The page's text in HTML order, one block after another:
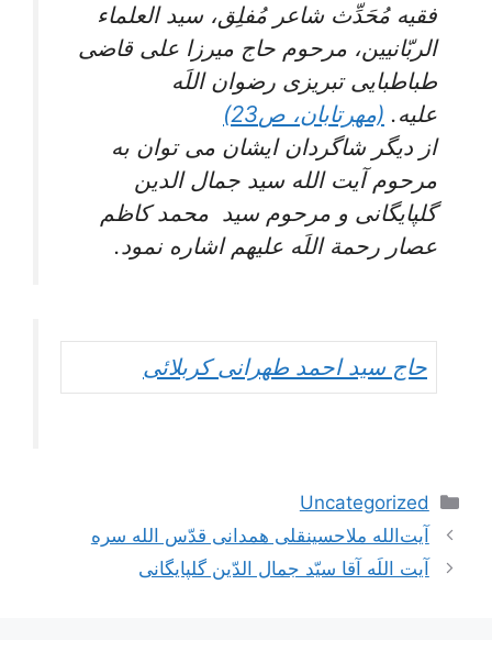
فقيه مُحَدِّث شاعر مُفلِق، سيد العلماء
الربّانيين، مرحوم حاج ميرزا على قاضى
طباطبايى تبريزى رضوان اللَه
علیه. (مهرتابان، ص23)
از دیگر شاگردان ایشان می توان به
مرحوم آیت الله سید جمال الدین
گلپایگانی و مرحوم سید محمد کاظم
عصار رحمة اللَه علیهم اشاره نمود.
حاج سید احمد طهرانی کربلائی
دسته‌ها
Uncategorized
ناوبری
نوشته‌ها
آیت‌الله ملاحسینقلی همدانی قدّس الله سره
آیت اللَه آقا سیّد جمال‌ الدّین گلپایگانی